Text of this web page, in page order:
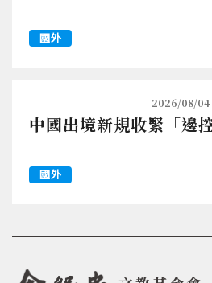
國外
2026/08/04
中國出境新規收緊「邊
國外